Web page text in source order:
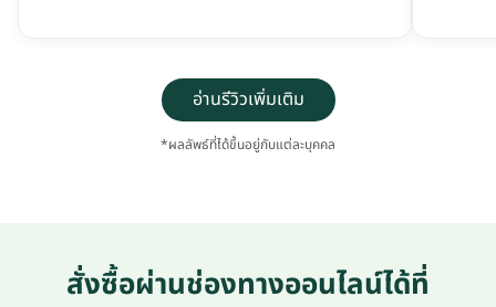
อ่านรีวิวเพิ่มเติม
*ผลลัพธ์ที่ได้ขึ้นอยู่กับแต่ละบุคคล
สั่งซื้อผ่านช่องทางออนไลน์ได้ที่